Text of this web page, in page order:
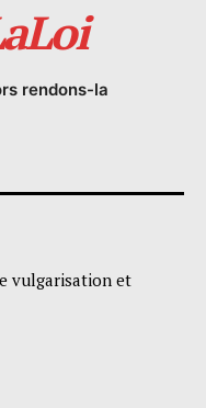
rendons-la
vulgarisation et